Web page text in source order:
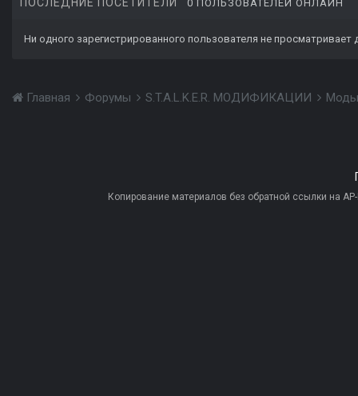
ПОСЛЕДНИЕ ПОСЕТИТЕЛИ 0 ПОЛЬЗОВАТЕЛЕЙ ОНЛАЙН
Ни одного зарегистрированного пользователя не просматривает
Главная Форумы S.T.A.L.K.E.R. МОДИФИКАЦИИ
Копирование материалов без обратной ссылки на